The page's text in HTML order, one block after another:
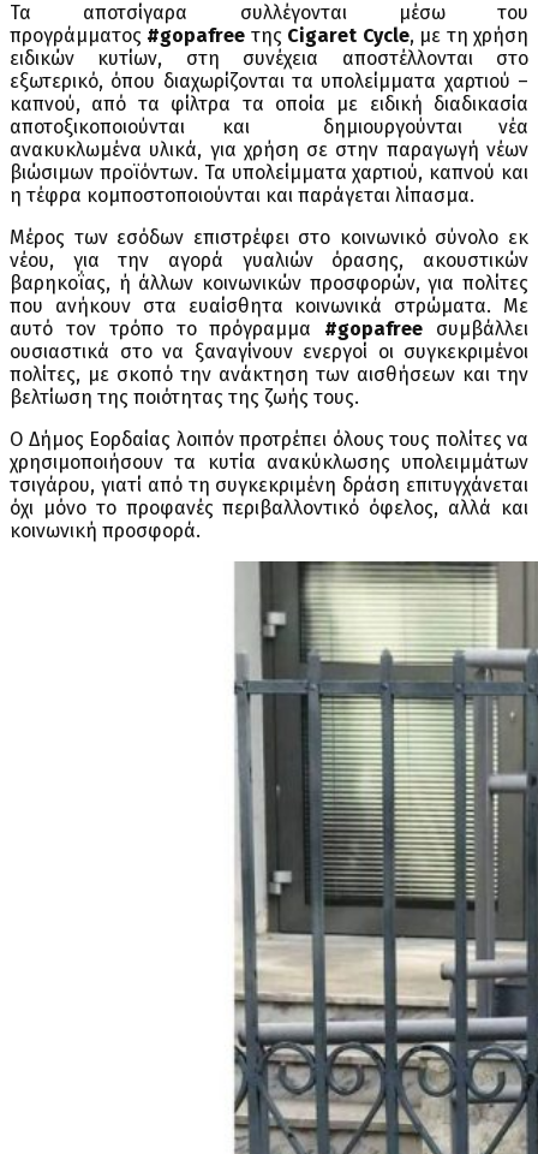
Τα αποτσίγαρα συλλέγονται μέσω του
προγράμματος #gopafree της Cigaret Cycle, με τη χρήση
ειδικών κυτίων, στη συνέχεια αποστέλλονται στο
εξωτερικό, όπου διαχωρίζονται τα υπολείμματα χαρτιού –
καπνού, από τα φίλτρα τα οποία με ειδική διαδικασία
αποτοξικοποιούνται και δημιουργούνται νέα
ανακυκλωμένα υλικά, για χρήση σε στην παραγωγή νέων
βιώσιμων προϊόντων. Τα υπολείμματα χαρτιού, καπνού και
η τέφρα κομποστοποιούνται και παράγεται λίπασμα.
Μέρος των εσόδων επιστρέφει στο κοινωνικό σύνολο εκ
νέου, για την αγορά γυαλιών όρασης, ακουστικών
βαρηκοΐας, ή άλλων κοινωνικών προσφορών, για πολίτες
που ανήκουν στα ευαίσθητα κοινωνικά στρώματα. Με
αυτό τον τρόπο το πρόγραμμα #gopafree συμβάλλει
ουσιαστικά στο να ξαναγίνουν ενεργοί οι συγκεκριμένοι
πολίτες, με σκοπό την ανάκτηση των αισθήσεων και την
βελτίωση της ποιότητας της ζωής τους.
Ο Δήμος Εορδαίας λοιπόν προτρέπει όλους τους πολίτες να
χρησιμοποιήσουν τα κυτία ανακύκλωσης υπολειμμάτων
τσιγάρου, γιατί από τη συγκεκριμένη δράση επιτυγχάνεται
όχι μόνο το προφανές περιβαλλοντικό όφελος, αλλά και
κοινωνική προσφορά.